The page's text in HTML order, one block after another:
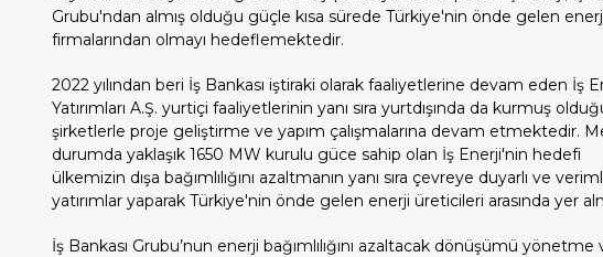
Grubu'ndan almış olduğu güçle kısa sürede Türkiye'nin önde gelen
firmalarından olmayı hedeflemektedir.
2022 yılından beri İş Bankası iştiraki olarak faaliyetlerine devam eden İş
Yatırımları A.Ş. yurtiçi faaliyetlerinin yanı sıra yurtdışında da kurmuş
şirketlerle proje geliştirme ve yapım çalışmalarına devam etmektedir.
durumda yaklaşık 1650 MW kurulu güce sahip olan İş Enerji'nin hedefi
ülkemizin dışa bağımlılığını azaltmanın yanı sıra çevreye duyarlı ve
yatırımlar yaparak Türkiye'nin önde gelen enerji üreticileri arasında yer
İş Bankası Grubu’nun enerji bağımlılığını azaltacak dönüşümü yönetme